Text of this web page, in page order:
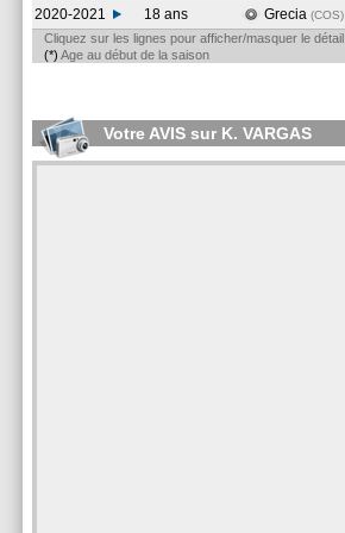
2020-2021
18 ans Grecia (COS)
Cliquez sur les lignes pour afficher/masquer le
(*) Age au début de la saison
Votre AVIS sur K. VARGAS